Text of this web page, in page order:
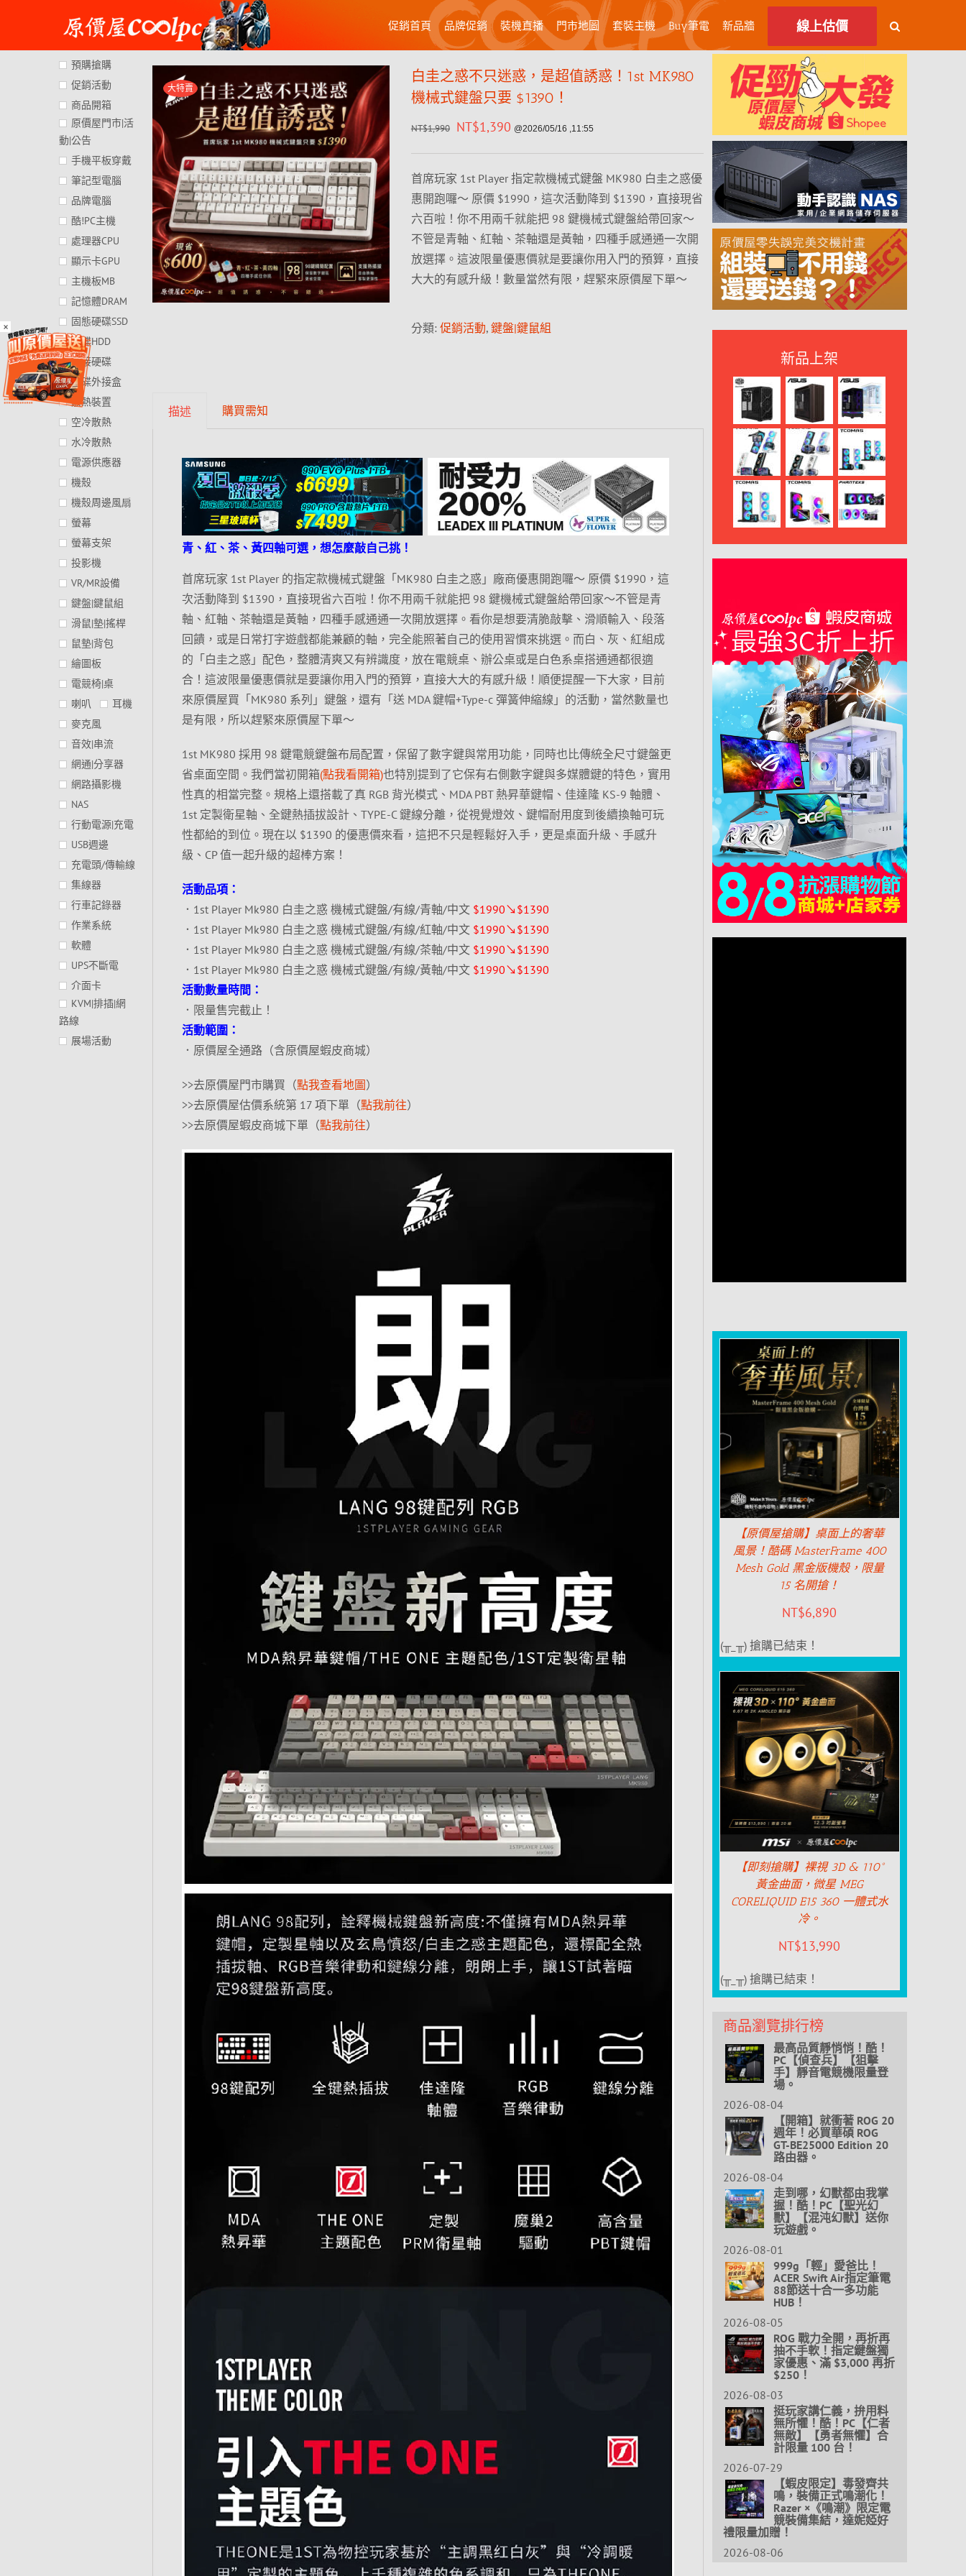
×
content
促銷首頁 品牌促銷 裝機直播 門市地圖 套裝主機 Buy筆電 新品牆 線上估價
大特賣
白圭之惑不只迷惑，是超值誘惑！1st MK980
機械式鍵盤只要 $1390！
NT$1,990 NT$1,390 @2026/05/16 ,11:55
首席玩家 1st Player 指定款機械式鍵盤 MK980 白圭之惑優
惠開跑囉～ 原價 $1990，這次活動降到 $1390，直接現省
六百啦！你不用兩千就能把 98 鍵機械式鍵盤給帶回家～
不管是青軸、紅軸、茶軸還是黃軸，四種手感通通一次開
放選擇。這波限量優惠價就是要讓你用入門的預算，直接
大大的有感升級！數量當然有限，趕緊來原價屋下單～
分類: 促銷活動, 鍵盤|鍵鼠組
描述 購買需知
青、紅、茶、黃四軸可選，想怎麼敲自己挑！
首席玩家 1st Player 的指定款機械式鍵盤「MK980 白圭之惑」廠商優惠開跑囉～ 原價 $1990，這
次活動降到 $1390，直接現省六百啦！你不用兩千就能把 98 鍵機械式鍵盤給帶回家～不管是青
軸、紅軸、茶軸還是黃軸，四種手感通通一次開放選擇。看你是想要清脆敲擊、滑順輸入、段落
回饋，或是日常打字遊戲都能兼顧的軸，完全能照著自己的使用習慣來挑選。而白、灰、紅組成
的「白圭之惑」配色，整體清爽又有辨識度，放在電競桌、辦公桌或是白色系桌搭通通都很適
合！這波限量優惠價就是要讓你用入門的預算，直接大大的有感升級！順便提醒一下大家，目前
來原價屋買「MK980 系列」鍵盤，還有「送 MDA 鍵帽+Type-c 彈簧伸縮線」的活動，當然數量也
是有限，所以趕緊來原價屋下單～
1st MK980 採用 98 鍵電競鍵盤布局配置，保留了數字鍵與常用功能，同時也比傳統全尺寸鍵盤更
省桌面空間。我們當初開箱(點我看開箱)也特別提到了它保有右側數字鍵與多媒體鍵的特色，實用
性真的相當完整。規格上還搭載了真 RGB 背光模式、MDA PBT 熱昇華鍵帽、佳達隆 KS-9 軸體、
1st 定製衛星軸、全鍵熱插拔設計、TYPE-C 鍵線分離，從視覺燈效、鍵帽耐用度到後續換軸可玩
性都給的到位。現在以 $1390 的優惠價來看，這把不只是輕鬆好入手，更是桌面升級、手感升
級、CP 值一起升級的超棒方案！
活動品項：
．1st Player Mk980 白圭之惑 機械式鍵盤/有線/青軸/中文 $1990↘$1390
．1st Player Mk980 白圭之惑 機械式鍵盤/有線/紅軸/中文 $1990↘$1390
．1st Player Mk980 白圭之惑 機械式鍵盤/有線/茶軸/中文 $1990↘$1390
．1st Player Mk980 白圭之惑 機械式鍵盤/有線/黃軸/中文 $1990↘$1390
活動數量時間：
．限量售完截止！
活動範圍：
．原價屋全通路（含原價屋蝦皮商城）
>>去原價屋門市購買（點我查看地圖）
>>去原價屋估價系統第 17 項下單（點我前往）
>>去原價屋蝦皮商城下單（點我前往）
預購搶購
促銷活動
商品開箱
原價屋門市|活
動|公告
手機平板穿戴
筆記型電腦
品牌電腦
酷!PC主機
處理器CPU
顯示卡GPU
主機板MB
記憶體DRAM
固態硬碟SSD
硬碟HDD
外接硬碟
硬碟外接盒
散熱裝置
空冷散熱
水冷散熱
電源供應器
機殼
機殼周邊風扇
螢幕
螢幕支架
投影機
VR/MR設備
鍵盤|鍵鼠組
滑鼠|墊|搖桿
鼠墊|背包
繪圖板
電競椅|桌
喇叭
耳機
麥克風
音效|串流
網通|分享器
網路攝影機
NAS
行動電源|充電
USB週邊
充電頭/傳輸線
集線器
行車記錄器
作業系統
軟體
UPS不斷電
介面卡
KVM|排插|網
路線
展場活動
新品上架
【原價屋搶購】桌面上的奢華
風景！酷碼 MasterFrame 400
Mesh Gold 黑金版機殼，限量
15 名開搶！
NT$6,890
(╥_╥) 搶購已結束！
【即刻搶購】裸視 3D & 110°
黃金曲面，微星 MEG
CORELIQUID E15 360 一體式水
冷。
NT$13,990
(╥_╥) 搶購已結束！
商品瀏覽排行榜
最高品質靜悄悄！酷！
PC【偵查兵】【狙擊
手】靜音電競機限量登
場。
2026-08-04
【開箱】就衝著 ROG 20
週年！必買華碩 ROG
GT-BE25000 Edition 20
路由器。
2026-08-04
走到哪，幻獸都由我掌
握！酷！PC【聖光幻
獸】【混沌幻獸】送你
玩遊戲。
2026-08-01
999g「輕」愛爸比！
ACER Swift Air指定筆電
88節送十合一多功能
HUB！
2026-08-05
ROG 戰力全開，再折再
抽不手軟！指定鍵盤獨
家優惠、滿 $3,000 再折
$250！
2026-08-03
挺玩家講仁義，拚用料
無所懼！酷！PC【仁者
無敵】【勇者無懼】合
計限量 100 台！
2026-07-29
【蝦皮限定】毒發齊共
鳴，裝備正式鳴潮化！
Razer ×《鳴潮》限定電
競裝備集結，達妮婭好
禮限量加贈！
2026-08-06